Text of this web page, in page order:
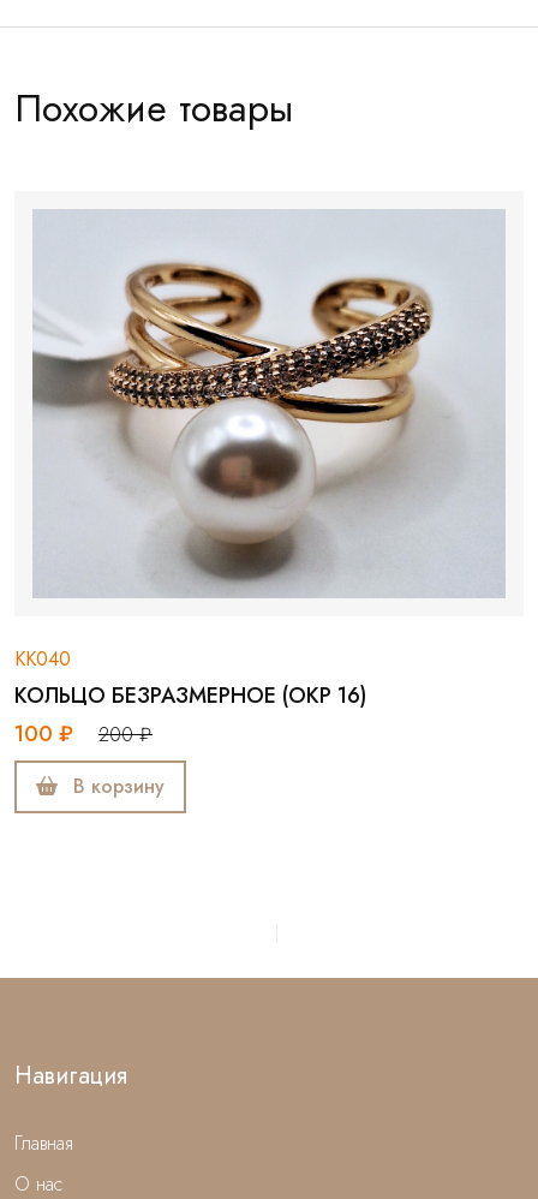
Похожие товары
КК040
КОЛЬЦО БЕЗРАЗМЕРНОЕ (ОКР 16)
100 ₽
200 ₽
В корзину
Навигация
Главная
О нас